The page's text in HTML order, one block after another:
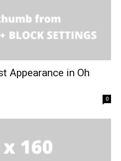
Appearance in Oh
0